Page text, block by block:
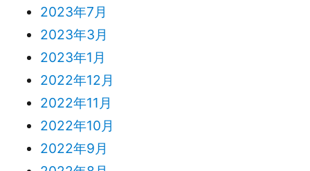
2023年7月
2023年3月
2023年1月
2022年12月
2022年11月
2022年10月
2022年9月